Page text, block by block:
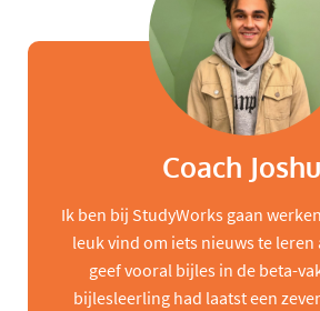
Coach
Ik ben bij StudyWorks gaan
leuk vind om iets nieuws te leren
geef vooral bijles in de beta-
bijlesleerling had laatst een